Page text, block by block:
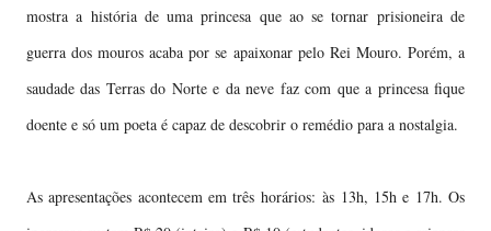
mostra a história de uma princesa que ao se tornar prisioneira de
guerra dos mouros acaba por se apaixonar pelo Rei Mouro. Porém, a
saudade das Terras do Norte e da neve faz com que a princesa fique
doente e só um poeta é capaz de descobrir o remédio para a nostalgia.
As apresentações acontecem em três horários: às 13h, 15h e 17h. Os